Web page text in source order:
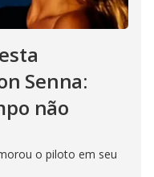
Senna:
não
o piloto em seu